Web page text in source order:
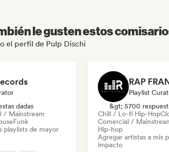
le gusten estos
el perfil de Pulp Dischi
dadas
/ Mainstream
Funk
playlists de mayor
Playlist
&gt; 5700
Chill / Lo-fi Hip-Hop
Comercial /
Hip-hop
Agregar artistas a mis
impacto